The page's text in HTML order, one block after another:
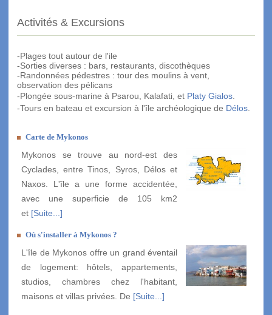
Activités & Excursions
-Plages tout autour de l'ile
-Sorties diverses : bars, restaurants, discothèques
-Randonnées pédestres : tour des moulins à vent,
observation des pélicans
-Plongée sous-marine à Psarou, Kalafati, et Platy Gialos.
-Tours en bateau et excursion à l'île archéologique de Délos.
Carte de Mykonos
Mykonos se trouve au nord-est des
Cyclades, entre Tinos, Syros, Délos et
Naxos. L'île a une forme accidentée,
avec une superficie de 105 km2
et [Suite...]
Où s'installer à Mykonos ?
L'île de Mykonos offre un grand éventail
de logement: hôtels, appartements,
studios, chambres chez l'habitant,
maisons et villas privées. De [Suite...]